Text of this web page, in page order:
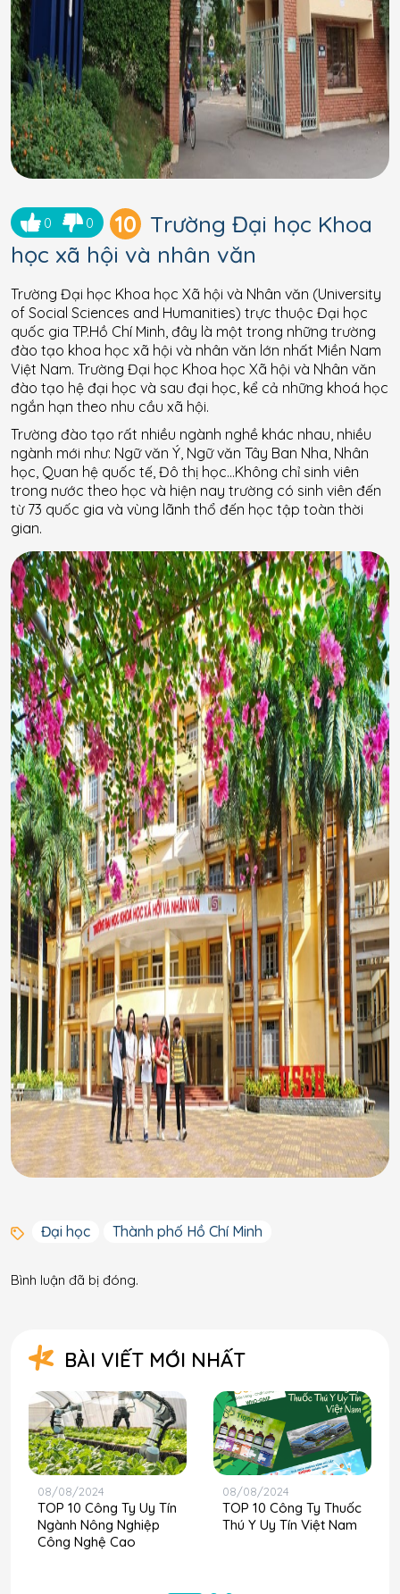
0 0 10 Trường Đại học Khoa
học xã hội và nhân văn
Trường Đại học Khoa học Xã hội và Nhân văn (University
of Social Sciences and Humanities) trực thuộc Đại học
quốc gia TP.Hồ Chí Minh, đây là một trong những trường
đào tạo khoa học xã hội và nhân văn lớn nhất Miền Nam
Việt Nam. Trường Đại học Khoa học Xã hội và Nhân văn
đào tạo hệ đại học và sau đại học, kể cả những khoá học
ngắn hạn theo nhu cầu xã hội.
Trường đào tạo rất nhiều ngành nghề khác nhau, nhiều
ngành mới như: Ngữ văn Ý, Ngữ văn Tây Ban Nha, Nhân
học, Quan hệ quốc tế, Đô thị học…Không chỉ sinh viên
trong nước theo học và hiện nay trường có sinh viên đến
từ 73 quốc gia và vùng lãnh thổ đến học tập toàn thời
gian.
Đại học Thành phố Hồ Chí Minh
Bình luận đã bị đóng.
BÀI VIẾT MỚI NHẤT
08/08/2024
TOP 10 Công Ty Uy Tín
Ngành Nông Nghiệp
Công Nghệ Cao
08/08/2024
TOP 10 Công Ty Thuốc
Thú Y Uy Tín Việt Nam